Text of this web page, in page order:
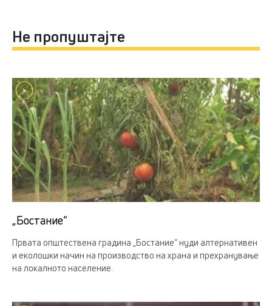
Не пропуштајте
„Бостание“
Првата општествена градина „Бостание“ нуди алтернативен
и еколошки начин на производство на храна и прехранување
на локалното население.